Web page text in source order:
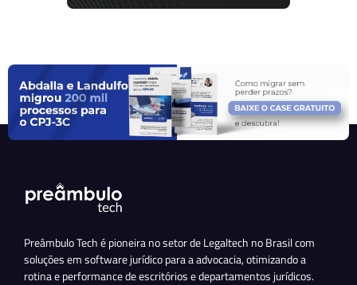
Preâmbulo Tech é pioneira no setor de Legaltech no Brasil com
soluções em software jurídico para a advocacia, otimizando a
rotina e performance de escritórios e departamentos jurídicos.